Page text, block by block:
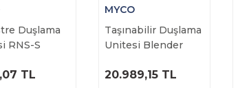
Duşlama
RNS-S
TL
MYCO
Taşınabilir Duşlama
Unitesi Blender
20.989,15 TL